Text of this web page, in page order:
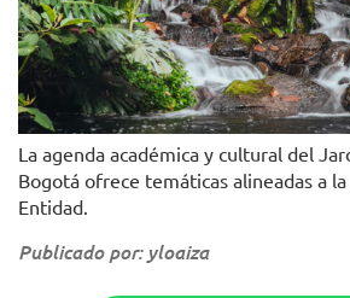
La agenda académica y cultural del
Bogotá ofrece temáticas alineadas a
Entidad.
Publicado por: yloaiza